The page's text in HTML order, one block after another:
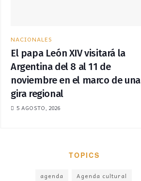
NACIONALES
El papa León XIV visitará la
Argentina del 8 al 11 de
noviembre en el marco de una
gira regional
5 AGOSTO, 2026
TOPICS
agenda
Agenda cultural